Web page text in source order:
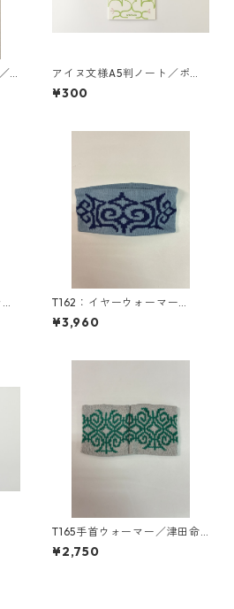
アイヌ文様A5判ノート／ポン
ノ シニアン ロ（白）by Nishi
da Kayoko
¥300
グ
T162：イヤーウォーマー
（M）／津田命子デザインアイ
ヌ文様編み込みイヤーウォー
¥3,960
T165手首ウォーマー／津田命
子デザインアイヌ文様編み込
み手首ウォーマー
¥2,750